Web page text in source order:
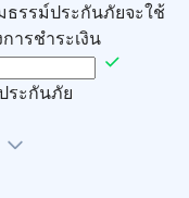
ธรรม์ประกันภัยจะใช้
ารชำระเงิน
ระกันภัย